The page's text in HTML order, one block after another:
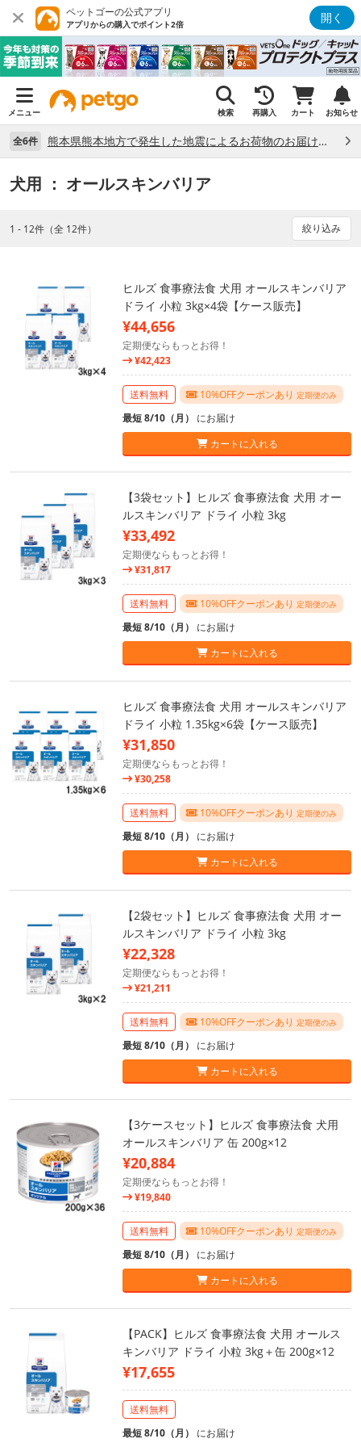
ペットゴーの公式アプリ
アプリからの購入でポイント2倍 開く
メニュー 検索 再購入 カート お知らせ
全6件 熊本県熊本地方で発生した地震によるお荷物のお届け状況について （7/28）
犬用 ： オールスキンバリア
1 - 12件（全 12件） 絞り込み
ヒルズ 食事療法食 犬用 オールスキンバリア
ドライ 小粒 3kg×4袋【ケース販売】
¥44,656
定期便ならもっとお得！
¥42,423
送料無料 10%OFFクーポンあり 定期便のみ
最短 8/10（月） にお届け
カートに入れる
【3袋セット】ヒルズ 食事療法食 犬用 オー
ルスキンバリア ドライ 小粒 3kg
¥33,492
定期便ならもっとお得！
¥31,817
送料無料 10%OFFクーポンあり 定期便のみ
最短 8/10（月） にお届け
カートに入れる
ヒルズ 食事療法食 犬用 オールスキンバリア
ドライ 小粒 1.35kg×6袋【ケース販売】
¥31,850
定期便ならもっとお得！
¥30,258
送料無料 10%OFFクーポンあり 定期便のみ
最短 8/10（月） にお届け
カートに入れる
【2袋セット】ヒルズ 食事療法食 犬用 オー
ルスキンバリア ドライ 小粒 3kg
¥22,328
定期便ならもっとお得！
¥21,211
送料無料 10%OFFクーポンあり 定期便のみ
最短 8/10（月） にお届け
カートに入れる
【3ケースセット】ヒルズ 食事療法食 犬用
オールスキンバリア 缶 200g×12
¥20,884
定期便ならもっとお得！
¥19,840
送料無料 10%OFFクーポンあり 定期便のみ
最短 8/10（月） にお届け
カートに入れる
【PACK】ヒルズ 食事療法食 犬用 オールス
キンバリア ドライ 小粒 3kg＋缶 200g×12
¥17,655
送料無料
最短 8/10（月） にお届け